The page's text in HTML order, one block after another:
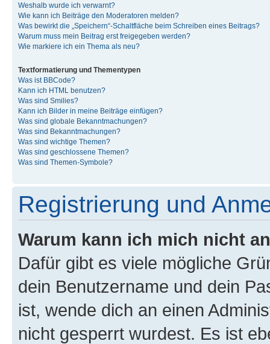
Weshalb wurde ich verwarnt?
Wie kann ich Beiträge den Moderatoren melden?
Was bewirkt die „Speichern“-Schaltfläche beim Schreiben eines Beitrags?
Warum muss mein Beitrag erst freigegeben werden?
Wie markiere ich ein Thema als neu?
Textformatierung und Thementypen
Was ist BBCode?
Kann ich HTML benutzen?
Was sind Smilies?
Kann ich Bilder in meine Beiträge einfügen?
Was sind globale Bekanntmachungen?
Was sind Bekanntmachungen?
Was sind wichtige Themen?
Was sind geschlossene Themen?
Was sind Themen-Symbole?
Registrierung und
Warum kann ich mich nicht
Dafür gibt es viele mögliche
dein Benutzername und dein
ist, wende dich an einen
nicht gesperrt wurdest. Es ist